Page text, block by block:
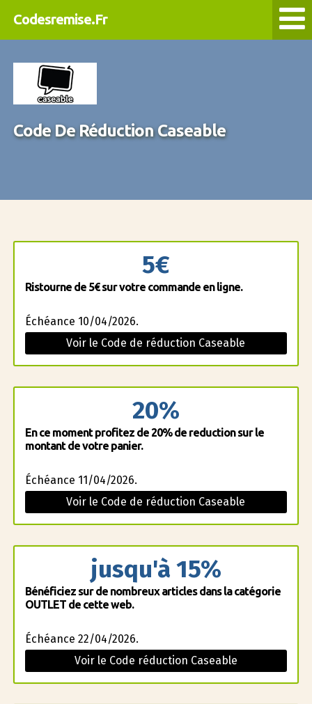
Codesremise.Fr
Code De Réduction Caseable
5€
Ristourne de 5€ sur votre commande en ligne.
Échéance 10/04/2026.
Voir le Code de réduction Caseable
20%
En ce moment profitez de 20% de reduction sur le
montant de votre panier.
Échéance 11/04/2026.
Voir le Code de réduction Caseable
jusqu'à 15%
Bénéficiez sur de nombreux articles dans la catégorie
OUTLET de cette web.
Échéance 22/04/2026.
Voir le Code réduction Caseable